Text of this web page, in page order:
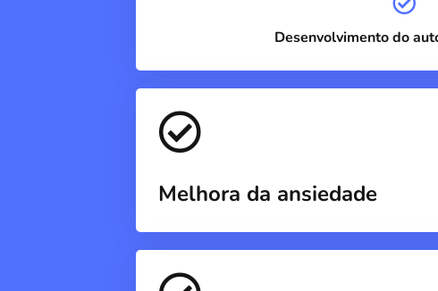
Desenvolvimento do
Melhora da ansiedade